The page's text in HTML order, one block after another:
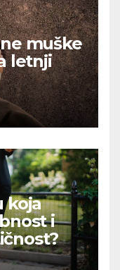
muške
letnji
koja
i